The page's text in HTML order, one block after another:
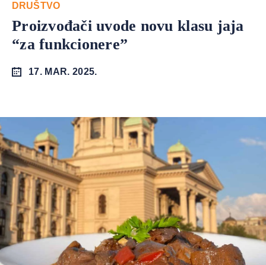
DRUŠTVO
Proizvođači uvode novu klasu jaja
“za funkcionere”
17. MAR. 2025.